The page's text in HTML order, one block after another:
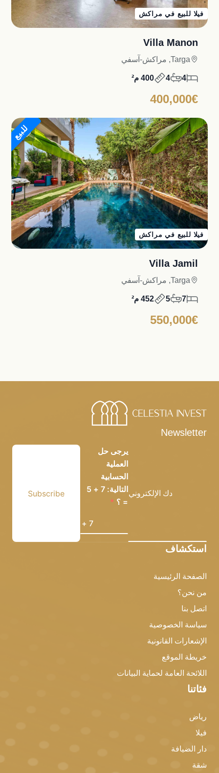
فيلا للبيع في مراكش
Villa Manon
Targa, مراكش-آسفي
4
4 400 م²
400,000€
للبيع
فيلا للبيع في مراكش
Villa Jamil
Targa, مراكش-آسفي
7
5 452 م²
550,000€
Newsletter
يرجى حل
العملية
الحسابية
التالية: 7 + 5
= ؟
Subscribe
استكشاف
الصفحة الرئيسية
من نحن؟
اتصل بنا
سياسة الخصوصية
الإشعارات القانونية
خريطة الموقع
اللائحة العامة لحماية البيانات
فئاتنا
رياض
فيلا
دار الضيافة
شقة